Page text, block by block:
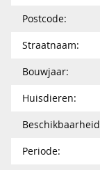
Postcode:
Straatnaam:
Bouwjaar:
Huisdieren:
Periode: